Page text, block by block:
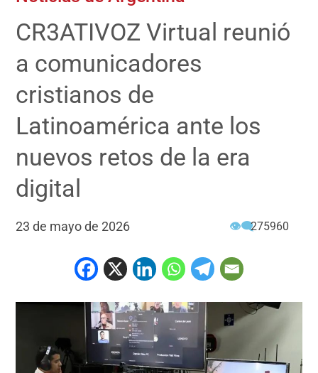
CR3ATIVOZ Virtual reunió
a comunicadores
cristianos de
Latinoamérica ante los
nuevos retos de la era
digital
23 de mayo de 2026 👁‍🗨275960